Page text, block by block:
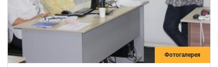
Фотогалерея